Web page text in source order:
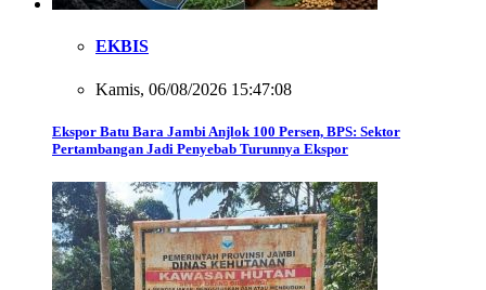
EKBIS
Kamis, 06/08/2026 15:47:08
Ekspor Batu Bara Jambi Anjlok 100 Persen, BPS: Sektor
Pertambangan Jadi Penyebab Turunnya Ekspor